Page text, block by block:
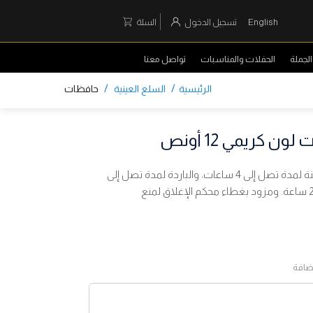
English تسجيل الدخول السلة
الحفلات والمناسبات تواصل معنا
الرئيسية / السلع العينية / حافظات
كريمي 12 أونص
يحفظ درجة حرارة المشروبات الساخنة لمدة تصل إلى 4 ساعات، والباردة لمدة تصل إلى
6 ساعات، والمثلجة لمدة تصل إلى 20 ساعة. ومزود بغطاء محكم الإغلاق لمنع